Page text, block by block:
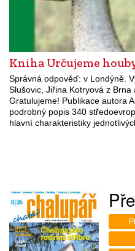
Kniha Určujeme
Správná odpověď: v Londýně.
Slušovic, Jiřina Kotryová z
Gratulujeme! Publikace autora
podrobný popis 340
hlavní charakteristiky